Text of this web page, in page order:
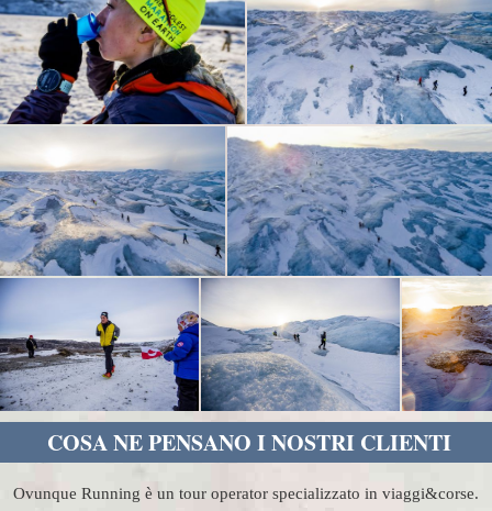
COSA NE PENSANO I NOSTRI CLIENTI
Ovunque Running è un tour operator specializzato in viaggi&corse.